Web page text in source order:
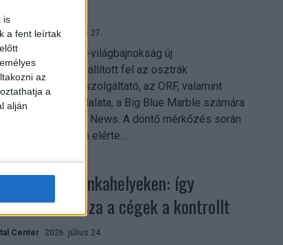
is
a fent leírtak
az
a
alján
vitt
Center 2026. július 27.
os labdarúgó-világbajnokság új
állított fel az osztrák
műsorszolgáltató, az ORF, valamint
leányvállalata, a Big Blue Marble számára
a Broadband TV News. A döntő mérkőzés során
átlagos nézőszám elérte...
AI a munkahelyeken: így
vissza a cégek a kontrollt
Center 2026. július 24.